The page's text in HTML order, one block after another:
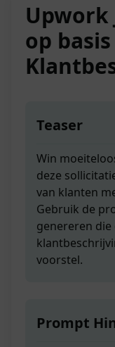
Upwork
op
Teaser
Win
deze
van klanten
Gebruik de
genereren
voorstel.
Prompt